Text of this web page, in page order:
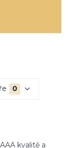
0
kvalitě a